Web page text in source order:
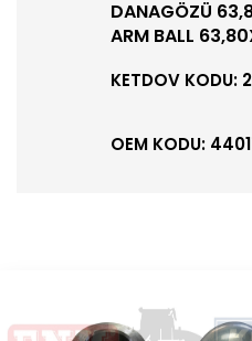
DANAGÖZÜ
ARM BALL
KETDOV KODU:
OEM KODU: